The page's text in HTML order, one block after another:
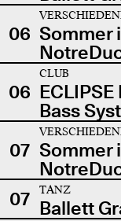
06 Sommer
06
CLUB
Bass
07 Sommer
07
TANZ
Ballett